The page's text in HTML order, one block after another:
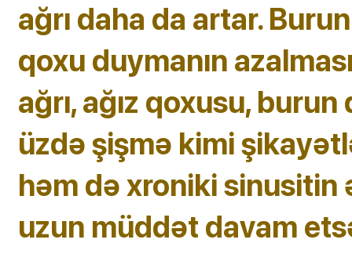
ağrı daha da artar. Burun
qoxu duymanın
ağrı, ağız qoxusu,
üzdə şişmə kimi
həm də xroniki sinusitin
uzun müddət davam